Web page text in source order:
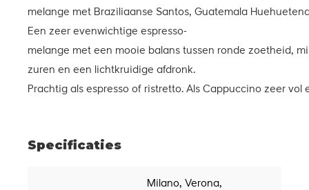
melange met Braziliaanse Santos, Guatemala
Een zeer evenwichtige espresso­
melange met een mooie balans tussen ronde zoetheid,
zuren en een licht­kruidige afdronk.
Prachtig als espresso of ristretto. Als Cappuccino zeer
Specificaties
Milano, Verona,